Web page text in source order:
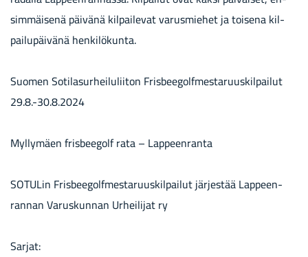
sim­mäi­se­nä päi­vä­nä kil­pai­le­vat va­rus­mie­het ja toi­se­na kil­
pai­lu­päi­vä­nä hen­ki­lö­kun­ta.
Suo­men So­ti­la­sur­hei­lu­lii­ton Fris­bee­golf­mes­ta­ruus­kil­pai­lut
29.8.-30.8.2024
Myl­ly­mäen fris­bee­golf rata – Lap­peen­ran­ta
SO­TU­Lin Fris­bee­golf­mes­ta­ruus­kil­pai­lut jär­jes­tää Lap­peen­
ran­nan Va­rus­kun­nan Ur­hei­li­jat ry
Sar­jat: